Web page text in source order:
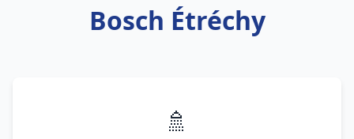
Bosch Étréchy
🚿